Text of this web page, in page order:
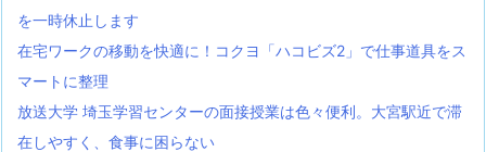
を一時休止します
在宅ワークの移動を快適に！コクヨ「ハコビズ2」で仕事道具をス
マートに整理
放送大学 埼玉学習センターの面接授業は色々便利。大宮駅近で滞
在しやすく、食事に困らない